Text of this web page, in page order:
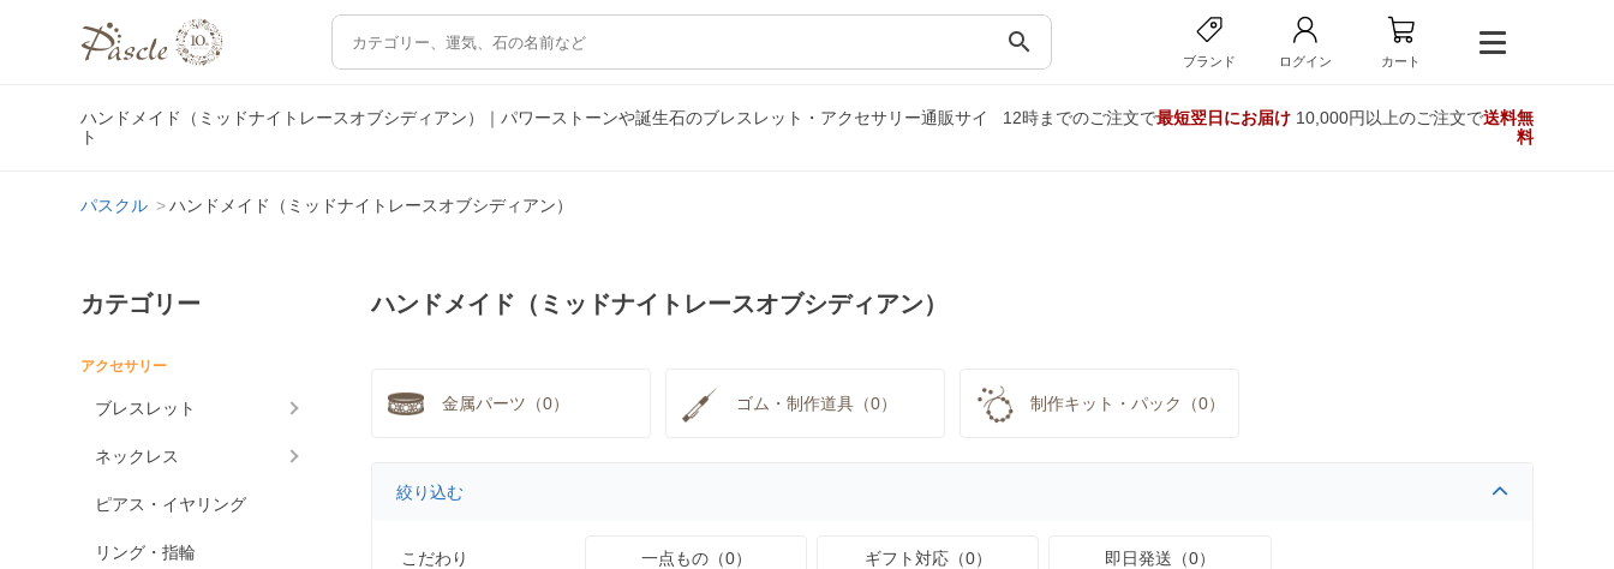
search
ブランド ログイン カート
ハンドメイド（ミッドナイトレースオブシディアン）｜パワーストーンや誕生石のブレスレット・アクセサリー通販サイ
ト
12時までのご注文で最短翌日にお届け10,000円以上のご注文で送料無
料
パスクル ハンドメイド（ミッドナイトレースオブシディアン）
カテゴリー
アクセサリー
ブレスレット
ネックレス
ピアス・イヤリング
リング・指輪
ハンドメイド（ミッドナイトレースオブシディアン）
金属パーツ（0） ゴム・制作道具（0） 制作キット・パック（0）
絞り込む
こだわり 一点もの（0） ギフト対応（0） 即日発送（0）